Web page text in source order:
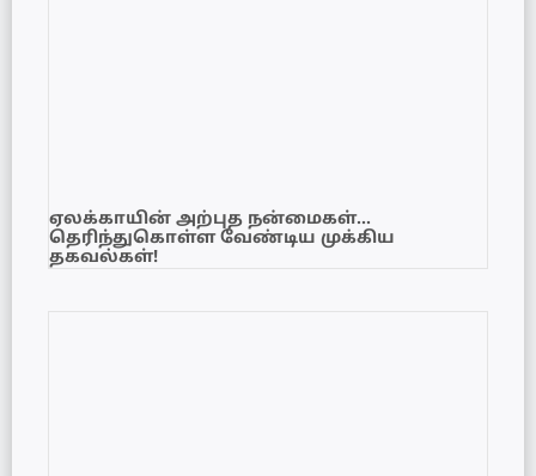
ஏலக்காயின் அற்புத நன்மைகள்…
தெரிந்துகொள்ள வேண்டிய முக்கிய
தகவல்கள்!